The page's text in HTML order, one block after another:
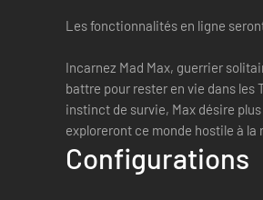
Les fonctionnalités en ligne
Incarnez Mad Max, guerrier
battre pour rester en vie dans les
instinct de survie, Max désire
exploreront ce monde hostile à
Configurations